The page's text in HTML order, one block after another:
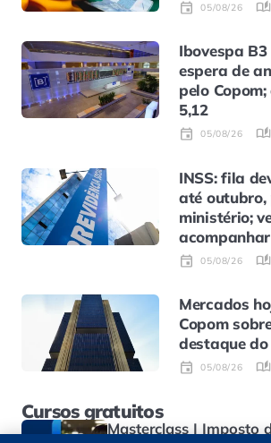
05/08/26
Ibovespa B3
espera de
pelo
5,12
05/08/26
INSS: fila
até outubro,
ministério;
acompanhar
05/08/26
Mercados
Copom
destaque
05/08/26
Cursos gratuitos
Masterclass | Imposto